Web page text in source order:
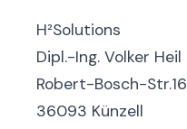
H²Solutions
Dipl.-Ing. Volker Heil
Robert-Bosch-Str.16
36093 Künzell